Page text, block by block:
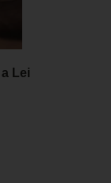
Lei